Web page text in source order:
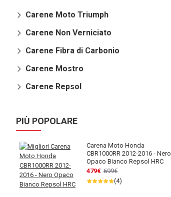
Carene Moto Triumph
Carene Non Verniciato
Carene Fibra di Carbonio
Carene Mostro
Carene Repsol
PIÙ POPOLARE
Carena Moto Honda
CBR1000RR 2012-2016 - Nero
Opaco Bianco Repsol HRC
479€ 699€
(4)